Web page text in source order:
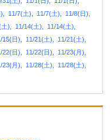
11/7(土), 11/7(土),
11/8(日),
), 11/14(土),
11/14(土),
15(日), 11/21(土),
11/21(土),
22(日), 11/22(日),
11/23(月),
23(月), 11/28(土),
11/28(土),